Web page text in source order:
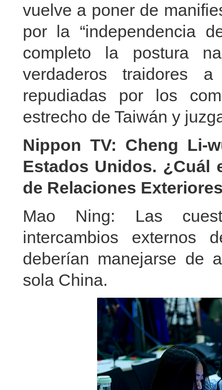
vuelve a poner de
por la “independencia
completo la postura
verdaderos traidores
repudiadas por los
estrecho de Taiwán y
Nippon TV: Cheng Li-
Estados Unidos. ¿Cuál
de Relaciones
Mao Ning: Las
intercambios
deberían manejarse de
sola China.